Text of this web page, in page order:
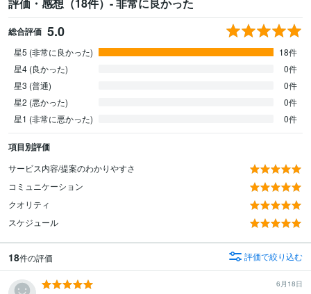
総合評価 5.0
星5 (非常に良かった)
18件
星4 (良かった)
0件
星3 (普通)
0件
星2 (悪かった)
0件
星1 (非常に悪かった)
0件
項目別評価
サービス内容/提案のわかりやすさ
コミュニケーション
クオリティ
スケジュール
18件の評価 評価で絞り込む
6月18日